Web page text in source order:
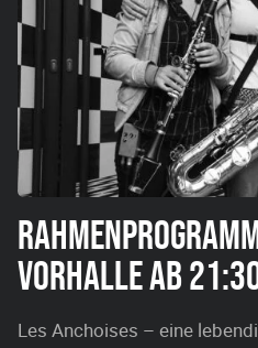
VORHALLE AB
Les Anchoises – eine